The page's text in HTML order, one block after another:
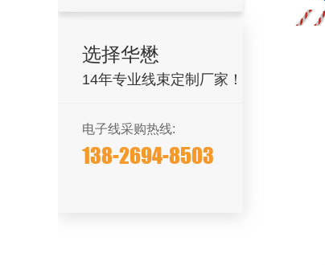
选择华懋
14年专业线束定制厂家！
电子线采购热线:
138-2694-8503